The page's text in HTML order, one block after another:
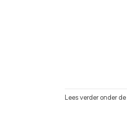
Lees verder onder